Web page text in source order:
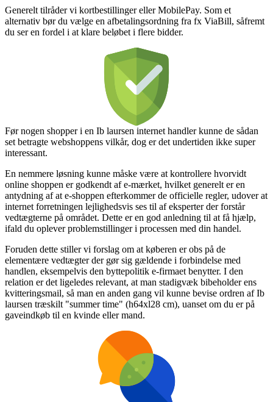
Generelt tilråder vi kortbestillinger eller MobilePay. Som et
alternativ bør du vælge en afbetalingsordning fra fx ViaBill, såfremt
du ser en fordel i at klare beløbet i flere bidder.
Før nogen shopper i en Ib laursen internet handler kunne de sådan
set betragte webshoppens vilkår, dog er det undertiden ikke super
interessant.
En nemmere løsning kunne måske være at kontrollere hvorvidt
online shoppen er godkendt af e-mærket, hvilket generelt er en
antydning af at e-shoppen efterkommer de officielle regler, udover at
internet forretningen lejlighedsvis ses til af eksperter der forstår
vedtægterne på området. Dette er en god anledning til at få hjælp,
ifald du oplever problemstillinger i processen med din handel.
Foruden dette stiller vi forslag om at køberen er obs på de
elementære vedtægter der gør sig gældende i forbindelse med
handlen, eksempelvis den byttepolitik e-firmaet benytter. I den
relation er det ligeledes relevant, at man stadigvæk bibeholder ens
kvitteringsmail, så man en anden gang vil kunne bevise ordren af Ib
laursen træskilt "summer time" (h64xl28 cm), uanset om du er på
gaveindkøb til en kvinde eller mand.